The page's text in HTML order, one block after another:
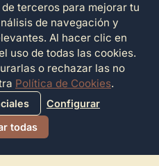
terceros para mejorar tu
de navegación y
Al hacer clic en
uso de todas las cookies.
o rechazar las no
Política de Cookies.
Configurar
todas